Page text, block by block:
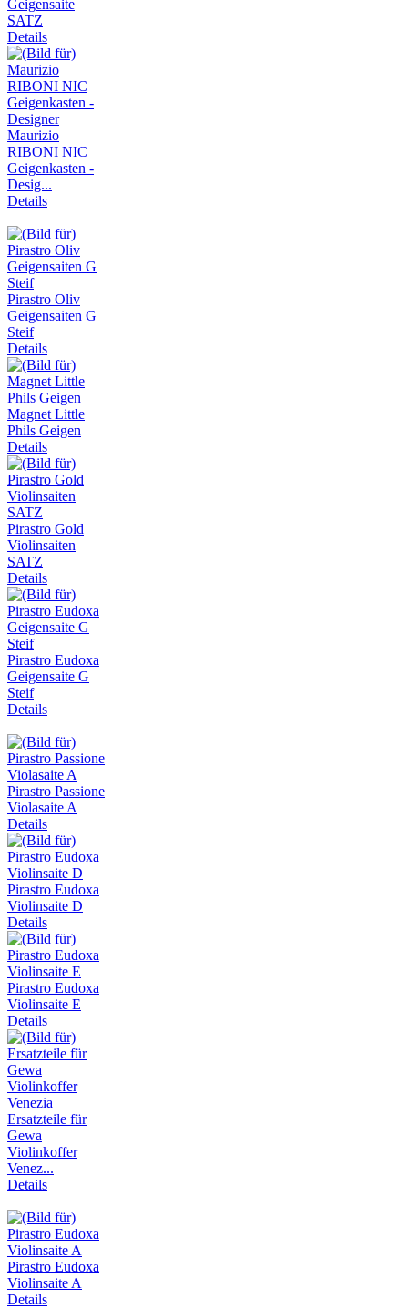
Geigensaite
SATZ
Details
Maurizio
RIBONI NIC
Geigenkasten -
Desig...
Details
Pirastro Oliv
Geigensaiten G
Steif
Details
Magnet Little
Phils Geigen
Details
Pirastro Gold
Violinsaiten
SATZ
Details
Pirastro Eudoxa
Geigensaite G
Steif
Details
Pirastro Passione
Violasaite A
Details
Pirastro Eudoxa
Violinsaite D
Details
Pirastro Eudoxa
Violinsaite E
Details
Ersatzteile für
Gewa
Violinkoffer
Venez...
Details
Pirastro Eudoxa
Violinsaite A
Details